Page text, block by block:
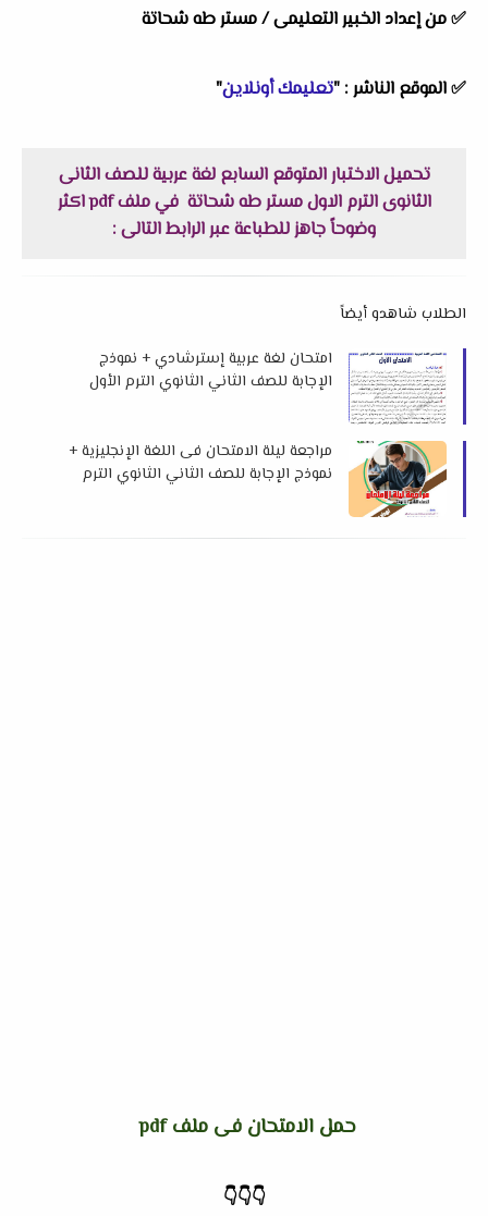
✅من إعداد الخبير التعليمى /مستر طه شحاتة
✅الموقع الناشر : "تعليمك أونلاين"
تحميل الاختبار المتوقع السابع لغة عربية للصف الثانى
الثانوى الترم الاول مستر طه شحاتة في ملف pdf اكثر
وضوحاً جاهز للطباعة عبر الرابط التالى :
الطلاب شاهدو أيضاً
امتحان لغة عربية إسترشادي + نموذج
الإجابة للصف الثاني الثانوي الترم الأول
مراجعة ليلة الامتحان فى اللغة الإنجليزية +
نموذج الإجابة للصف الثاني الثانوي الترم
حمل الامتحان فى ملف pdf
👇
👇
👇